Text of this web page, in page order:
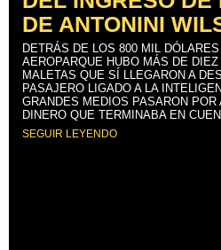
DE ANTONINI
DETRÁS DE LOS 800 MIL
AEROPARQUE HUBO MÁS DE
MALETAS QUE SÍ LLEGARON A
PASAJERO LIGADO A LA
GRANDES MEDIOS PASARON POR
DINERO QUE TERMINABA EN
SEGUIR LEYENDO